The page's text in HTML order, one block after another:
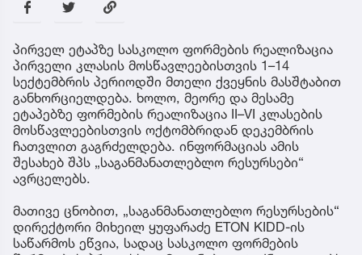
პირველ ეტაპზე სასკოლო ფორმების რეალიზაცია
პირველი კლასის მოსწავლეებისთვის 1–14
სექტემბრის პერიოდში მთელი ქვეყნის მასშტაბით
განხორციელდება. ხოლო, მეორე და მესამე
ეტაპებზე ფორმების რეალიზაცია II–VI კლასების
მოსწავლეებისთვის ოქტომბრიდან დეკემბრის
ჩათვლით გაგრძელდება. ინფორმაციას ამის
შესახებ შპს „საგანმანათლებლო რესურსები“
ავრცელებს.
მათივე ცნობით, „საგანმანათლებლო რესურსების“
დირექტორი მიხეილ ყუფარაძე ETON KIDD-ის
საწარმოს ეწვია, სადაც სასკოლო ფორმების